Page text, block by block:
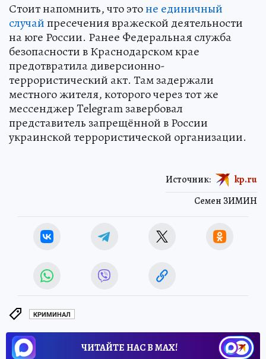
Стоит напомнить, что этоне единичный
случайпресечения вражеской деятельности
на юге России. Ранее Федеральная служба
безопасности в Краснодарском крае
предотвратила диверсионно-
террористический акт. Там задержали
местного жителя, которого через тот же
мессенджер Telegram завербовал
представитель запрещённой в России
украинской террористической организации.
Семен ЗИМИН
Источник: kp.ru
КРИМИНАЛ
ЧИТАЙТЕ НАС В МАХ!